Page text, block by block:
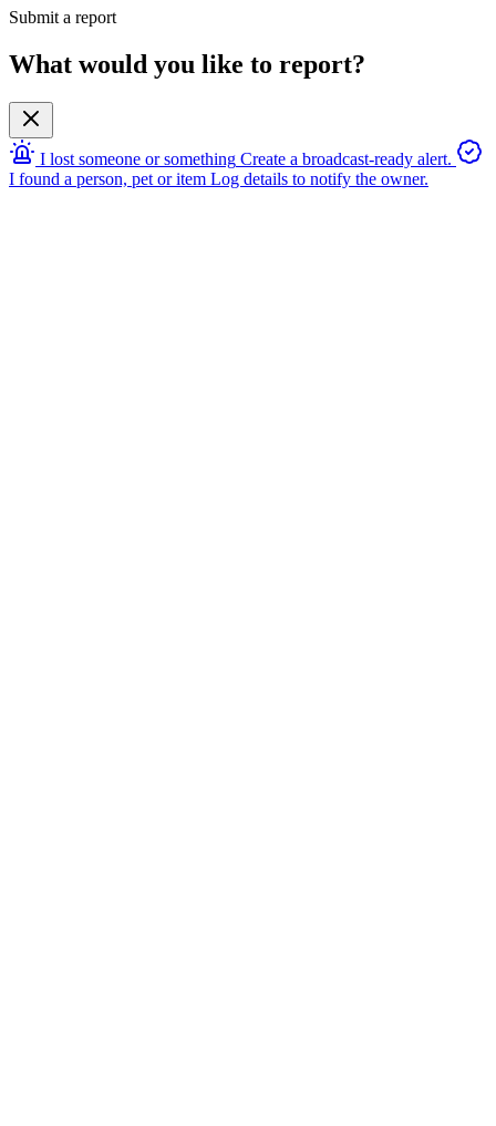
Submit a report
What would you like to report?
I lost someone or something Create a broadcast-ready alert.
I found a person, pet or item Log details to notify the owner.